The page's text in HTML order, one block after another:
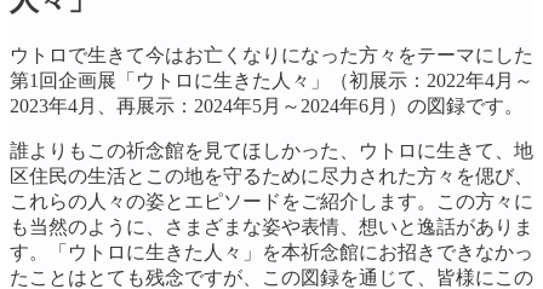
ウトロで生きて今はお亡くなりになった方々をテーマにした
第1回企画展「ウトロに生きた人々」（初展示：2022年4月～
2023年4月、再展示：2024年5月～2024年6月）の図録です。
誰よりもこの祈念館を見てほしかった、ウトロに生きて、地
区住民の生活とこの地を守るために尽力された方々を偲び、
これらの人々の姿とエピソードをご紹介します。この方々に
も当然のように、さまざまな姿や表情、想いと逸話がありま
す。「ウトロに生きた人々」を本祈念館にお招きできなかっ
たことはとても残念ですが、この図録を通じて、皆様にこの